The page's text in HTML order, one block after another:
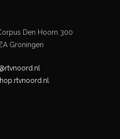
Den Hoorn 300
Groningen